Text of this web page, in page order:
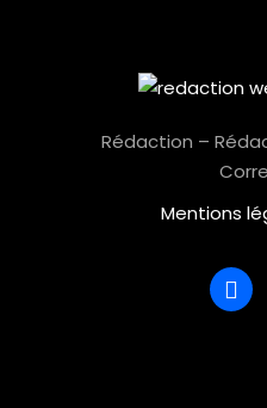
Rédaction –
Mentions